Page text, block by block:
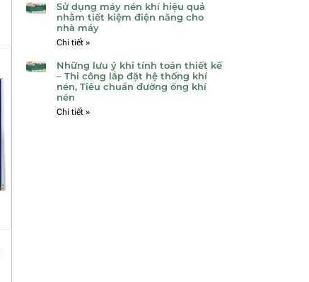
Sử dụng máy nén khí hiệu quả
nhằm tiết kiệm điện năng cho
nhà máy
Chi tiết »
Những lưu ý khi tính toán thiết kế
– Thi công lắp đặt hệ thống khí
nén, Tiêu chuẩn đường ống khí
nén
Chi tiết »